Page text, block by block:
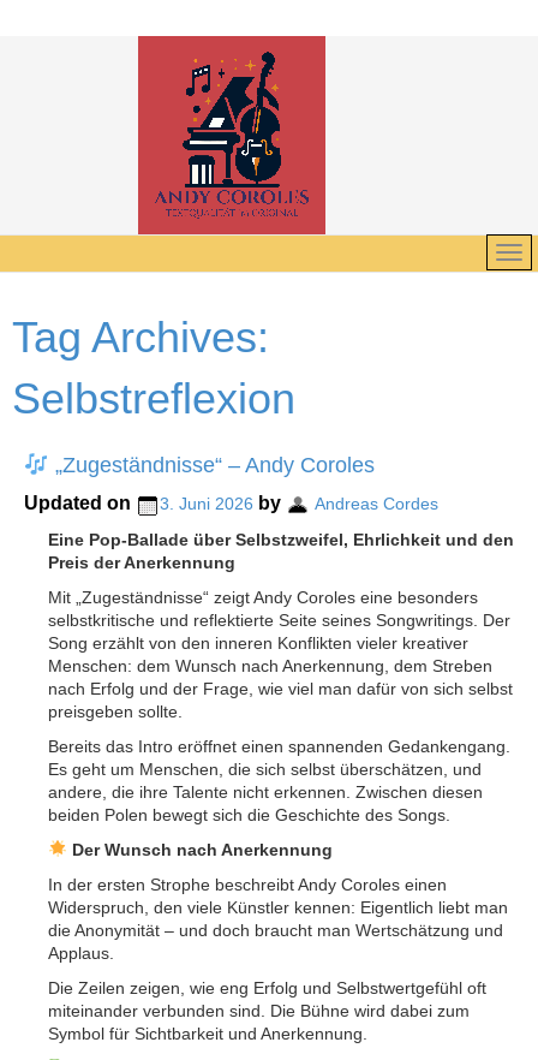
Tag Archives:
Selbstreflexion
„Zugeständnisse“ – Andy Coroles
Updated on 3. Juni 2026 by
Andreas Cordes
Eine Pop-Ballade über Selbstzweifel, Ehrlichkeit und den
Preis der Anerkennung
Mit „Zugeständnisse“ zeigt Andy Coroles eine besonders
selbstkritische und reflektierte Seite seines Songwritings. Der
Song erzählt von den inneren Konflikten vieler kreativer
Menschen: dem Wunsch nach Anerkennung, dem Streben
nach Erfolg und der Frage, wie viel man dafür von sich selbst
preisgeben sollte.
Bereits das Intro eröffnet einen spannenden Gedankengang.
Es geht um Menschen, die sich selbst überschätzen, und
andere, die ihre Talente nicht erkennen. Zwischen diesen
beiden Polen bewegt sich die Geschichte des Songs.
Der Wunsch nach Anerkennung
In der ersten Strophe beschreibt Andy Coroles einen
Widerspruch, den viele Künstler kennen: Eigentlich liebt man
die Anonymität – und doch braucht man Wertschätzung und
Applaus.
Die Zeilen zeigen, wie eng Erfolg und Selbstwertgefühl oft
miteinander verbunden sind. Die Bühne wird dabei zum
Symbol für Sichtbarkeit und Anerkennung.